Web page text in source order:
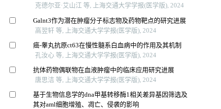
克德尔亚·艾山江 等, 上海交通大学学报(医学版), 2024
Galnt3作为潜在肿瘤分子标志物及药物靶点的研究进展
高翌轩 等, 上海交通大学学报(医学版), 2024
癌-睾丸抗原ct63在慢性髓系白血病中的作用及其机制
孔汝心 等, 上海交通大学学报(医学版), 2024
抗体药物偶联物在血液肿瘤中的临床应用研究进展
唐思洁 等, 上海交通大学学报(医学版), 2024
基于生物信息学的dna甲基转移酶1相关差异基因筛选及
其对aml细胞增殖、凋亡、侵袭的影响